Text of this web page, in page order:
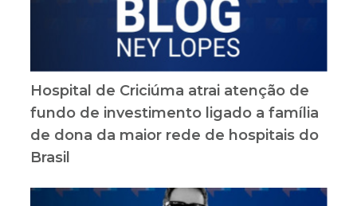
Hospital de Criciúma atrai atenção de
fundo de investimento ligado a família
de dona da maior rede de hospitais do
Brasil